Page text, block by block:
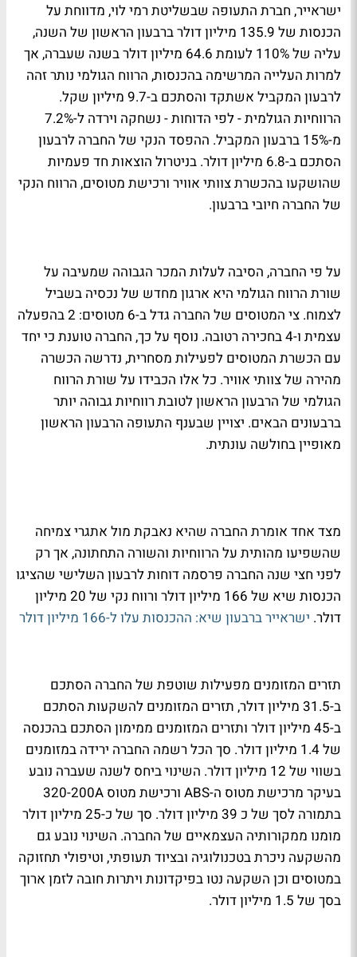
ישראייר, חברת התעופה שבשליטת רמי לוי, מדווחת על
הכנסות של 135.9 מיליון דולר ברבעון הראשון של השנה,
עליה של 110% לעומת 64.6 מיליון דולר בשנה שעברה, אך
למרות העלייה המרשימה בהכנסות, הרווח הגולמי נותר זהה
לרבעון המקביל אשתקד והסתכם ב-9.7 מיליון שקל.
הרווחיות הגולמית - לפי הדוחות - נשחקה וירדה ל-7.2%
מ-15% ברבעון המקביל. ההפסד הנקי של החברה לרבעון
הסתכם ב-6.8 מיליון דולר. בניטרול הוצאות חד פעמיות
שהושקעו בהכשרת צוותי אוויר ורכישת מטוסים, הרווח הנקי
של החברה חיובי ברבעון.
על פי החברה, הסיבה לעלות המכר הגבוהה שמעיבה על
שורת הרווח הגולמי היא ארגון מחדש של נכסיה בשביל
לצמוח. צי המטוסים של החברה גדל ב-6 מטוסים: 2 בהפעלה
עצמית ו-4 בחכירה רטובה. נוסף על כך, החברה טוענת כי יחד
עם הכשרת המטוסים לפעילות מסחרית, נדרשה הכשרה
מהירה של צוותי אוויר. כל אלו הכבידו על שורת הרווח
הגולמי של הרבעון הראשון לטובת רווחיות גבוהה יותר
ברבעונים הבאים. יצויין שבענף התעופה הרבעון הראשון
מאופיין בחולשה עונתית.
מצד אחד אומרת החברה שהיא נאבקת מול אתגרי צמיחה
שהשפיעו מהותית על הרווחיות והשורה התחתונה, אך רק
לפני חצי שנה החברה פרסמה דוחות לרבעון השלישי שהציגו
הכנסות שיא של 166 מיליון דולר ורווח נקי של 20 מיליון
דולר. ישראייר ברבעון שיא: ההכנסות עלו ל-166 מיליון דולר
תזרים המזומנים מפעילות שוטפת של החברה הסתכם
ב-31.5 מיליון דולר, תזרים המזומנים להשקעות הסתכם
ב-45 מיליון דולר ותזרים המזומנים ממימון הסתכם בהכנסה
של 1.4 מיליון דולר. סך הכל רשמה החברה ירידה במזומנים
בשווי של 12 מיליון דולר. השינוי ביחס לשנה שעברה נובע
בעיקר מרכישת מטוס ה-ABS ורכישת מטוס 320-200A
בתמורה לסך של כ 39 מיליון דולר. סך של כ-25 מיליון דולר
מומנו ממקורותיה העצמאיים של החברה. השינוי נובע גם
מהשקעה ניכרת בטכנולוגיה ובציוד תעופתי, וטיפולי תחזוקה
במטוסים וכן השקעה נטו בפיקדונות ויתרות חובה לזמן ארוך
בסך של 1.5 מיליון דולר.